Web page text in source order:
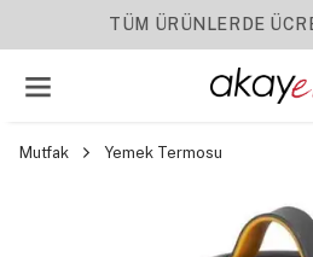
YENI
Mutfak Yemek Termosu